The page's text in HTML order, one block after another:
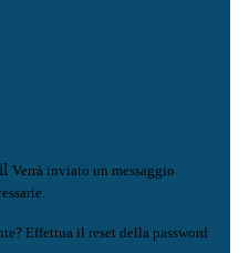
Verrà inviato un messaggio
Effettua il reset della password